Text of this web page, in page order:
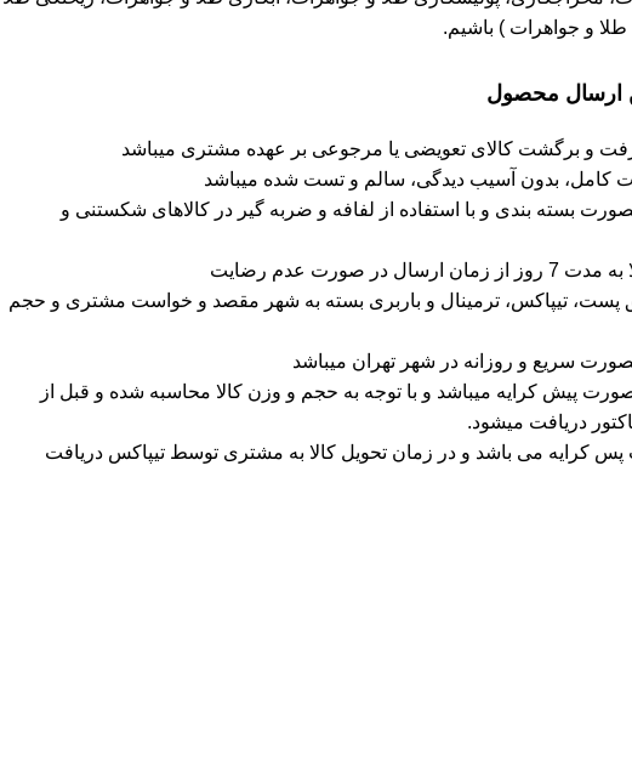
و جواهرات ) باشیم.
ارسال محصول
رفت و برگشت کالای تعویضی یا مرجوعی بر عهده مشتری میباشد
کامل، بدون آسیب دیدگی، سالم و تست شده میباشد
بسته بندی و با استفاده از لفافه و ضربه گیر در کالاهای شکستنی و
در صورت عدم رضایت
پست، تیپاکس، ترمینال و باربری بسته به شهر مقصد و خواست مشتری و حجم
سریع و روزانه در شهر تهران میباشد
پیش کرایه میباشد و با توجه به حجم و وزن کالا محاسبه شده و قبل از
دریافت میشود.
پس کرایه می باشد و در زمان تحویل کالا به مشتری توسط تیپاکس دریافت